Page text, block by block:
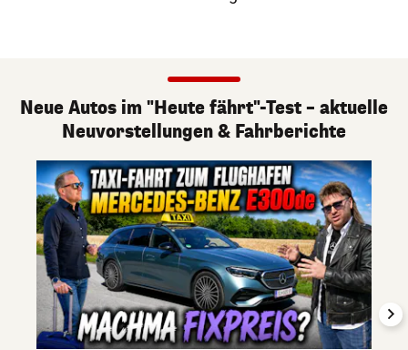
Neue Autos im "Heute fährt"-Test – aktuelle
Neuvorstellungen & Fahrberichte